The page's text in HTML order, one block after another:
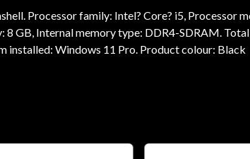
Processor family: Intel? Core? i5, Processor
GB, Internal memory type: DDR4-SDRAM.
installed: Windows 11 Pro. Product colour: Black